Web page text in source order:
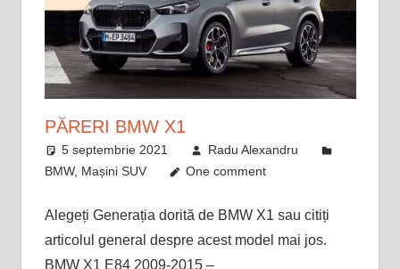
PĂRERI BMW X1
5 septembrie 2021
Radu Alexandru
BMW, Mașini SUV One comment
Alegeți Generația dorită de BMW X1 sau citiți
articolul general despre acest model mai jos.
BMW X1 E84 2009-2015 –